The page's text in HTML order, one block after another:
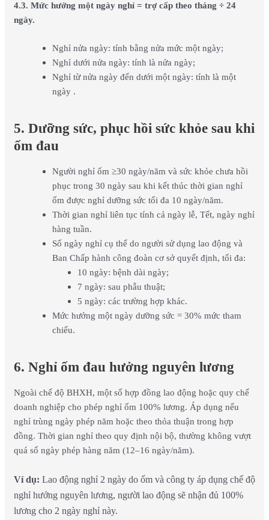
4.3. Mức hưởng một ngày nghỉ = trợ cấp theo tháng ÷ 24
ngày.
Nghỉ nửa ngày: tính bằng nửa mức một ngày;
Nghỉ dưới nửa ngày: tính là nửa ngày;
Nghỉ từ nửa ngày đến dưới một ngày: tính là một
ngày .
5. Dưỡng sức, phục hồi sức khỏe sau khi
ốm đau
Người nghỉ ốm ≥30 ngày/năm và sức khỏe chưa hồi
phục trong 30 ngày sau khi kết thúc thời gian nghỉ
ốm được nghỉ dưỡng sức tối đa 10 ngày/năm.
Thời gian nghỉ liên tục tính cả ngày lễ, Tết, ngày nghỉ
hàng tuần.
Số ngày nghỉ cụ thể do người sử dụng lao động và
Ban Chấp hành công đoàn cơ sở quyết định, tối đa:
10 ngày: bệnh dài ngày;
7 ngày: sau phẫu thuật;
5 ngày: các trường hợp khác.
Mức hưởng một ngày dưỡng sức = 30% mức tham
chiếu.
6. Nghỉ ốm đau hưởng nguyên lương
Ngoài chế độ BHXH, một số hợp đồng lao động hoặc quy chế
doanh nghiệp cho phép nghỉ ốm 100% lương. Áp dụng nếu
nghỉ trùng ngày phép năm hoặc theo thỏa thuận trong hợp
đồng. Thời gian nghỉ theo quy định nội bộ, thường không vượt
quá số ngày phép hàng năm (12–16 ngày/năm).
Ví dụ: Lao động nghỉ 2 ngày do ốm và công ty áp dụng chế độ
nghỉ hưởng nguyên lương, người lao động sẽ nhận đủ 100%
lương cho 2 ngày nghỉ này.